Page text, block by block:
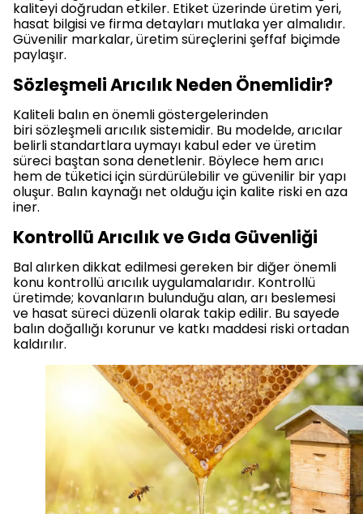
kaliteyi doğrudan etkiler. Etiket üzerinde üretim yeri,
hasat bilgisi ve firma detayları mutlaka yer almalıdır.
Güvenilir markalar, üretim süreçlerini şeffaf biçimde
paylaşır.
Sözleşmeli Arıcılık Neden Önemlidir?
Kaliteli balın en önemli göstergelerinden
biri sözleşmeli arıcılık sistemidir. Bu modelde, arıcılar
belirli standartlara uymayı kabul eder ve üretim
süreci baştan sona denetlenir. Böylece hem arıcı
hem de tüketici için sürdürülebilir ve güvenilir bir yapı
oluşur. Balın kaynağı net olduğu için kalite riski en aza
iner.
Kontrollü Arıcılık ve Gıda Güvenliği
Bal alırken dikkat edilmesi gereken bir diğer önemli
konu kontrollü arıcılık uygulamalarıdır. Kontrollü
üretimde; kovanların bulunduğu alan, arı beslemesi
ve hasat süreci düzenli olarak takip edilir. Bu sayede
balın doğallığı korunur ve katkı maddesi riski ortadan
kaldırılır.